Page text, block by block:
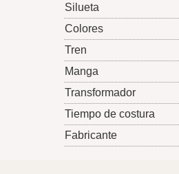
Silueta
Colores
Tren
Manga
Transformador
Tiempo de costura
Fabricante